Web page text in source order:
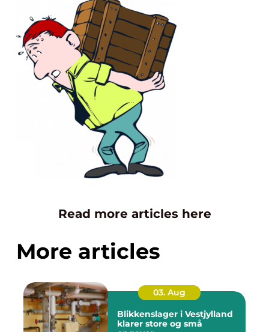
Read more articles here
More articles
03. Aug
Blikkenslager i Vestjylland
klarer store og små